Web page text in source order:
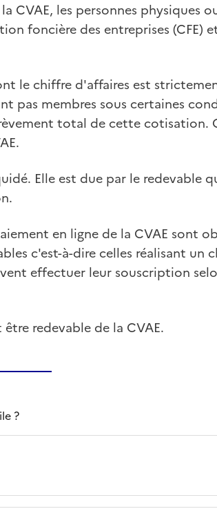
CVAE, les personnes physiques
foncière des entreprises (CFE)
le chiffre d'affaires est
pas membres sous certaines
total de cette cotisation.
Elle est due par le redevable
en ligne de la CVAE sont
c'est-à-dire celles réalisant un
effectuer leur souscription
redevable de la CVAE.
?